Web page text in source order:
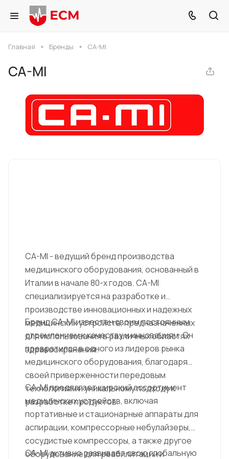
Главная Бренды CA-MI
CA-MI
CA-MI - ведущий бренд производства
медицинского оборудования, основанный в
Италии в начале 80-х годов. CA-MI
специализируется на разработке и
производстве инновационных и надежных
медицинских устройств, предназначенных
для использования в различных областях
здравоохранения.
Бренд CA-MI известен своим постоянным
стремлением к качеству и инновациям. Он
превратился в одного из лидеров рынка
медицинского оборудования, благодаря
своей приверженности передовым
технологиям и уникальному подходу к
разработке продуктов.
CA-MI предлагает широкий ассортимент
медицинских устройств, включая
портативные и стационарные аппараты для
аспирации, компрессорные небулайзеры,
сосудистые компрессоры, а также другое
оборудование для реабилитации и
CA-MI активно развивает свою глобальную